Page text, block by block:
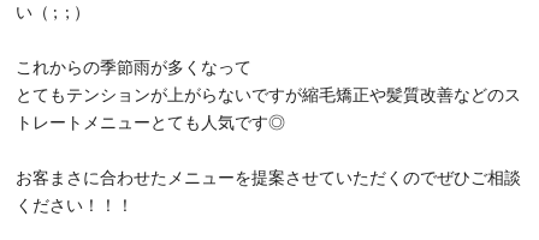
い（ ; ; ）
これからの季節雨が多くなって
とてもテンションが上がらないですが縮毛矯正や髪質改善などのス
トレートメニューとても人気です◎
お客まさに合わせたメニューを提案させていただくのでぜひご相談
ください！！！